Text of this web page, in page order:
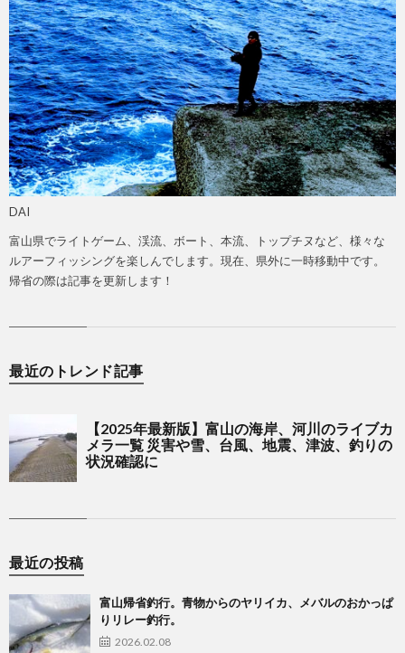
DAI
富山県でライトゲーム、渓流、ボート、本流、トップチヌなど、様々な
ルアーフィッシングを楽しんでします。現在、県外に一時移動中です。
帰省の際は記事を更新します！
最近のトレンド記事
最近の投稿
富山帰省釣行。青物からのヤリイカ、メバルのおかっぱ
りリレー釣行。
2026.02.08